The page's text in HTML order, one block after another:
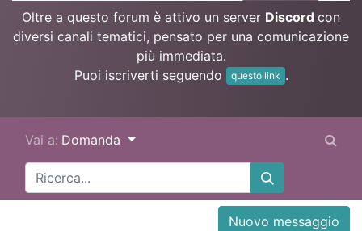
Oltre a questo forum è attivo un server Discord con
diversi canali tematici, pensato per una comunicazione
più immediata.
Puoi iscriverti seguendo
questo link .
Vai a: Domanda
Nuovo messaggio